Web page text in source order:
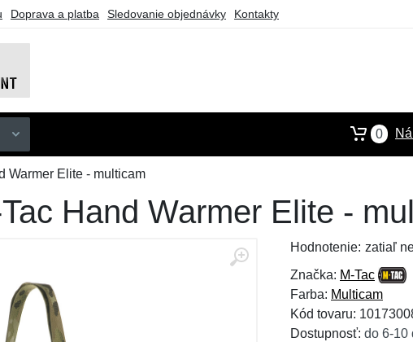
Doprava a platba Sledovanie objednávky Kontakty
0
Warmer Elite - multicam
Hand Warmer Elite -
Hodnotenie: zatiaľ
Značka: M-Tac
Farba: Multicam
Kód tovaru:
Dostupnosť: do 6-10